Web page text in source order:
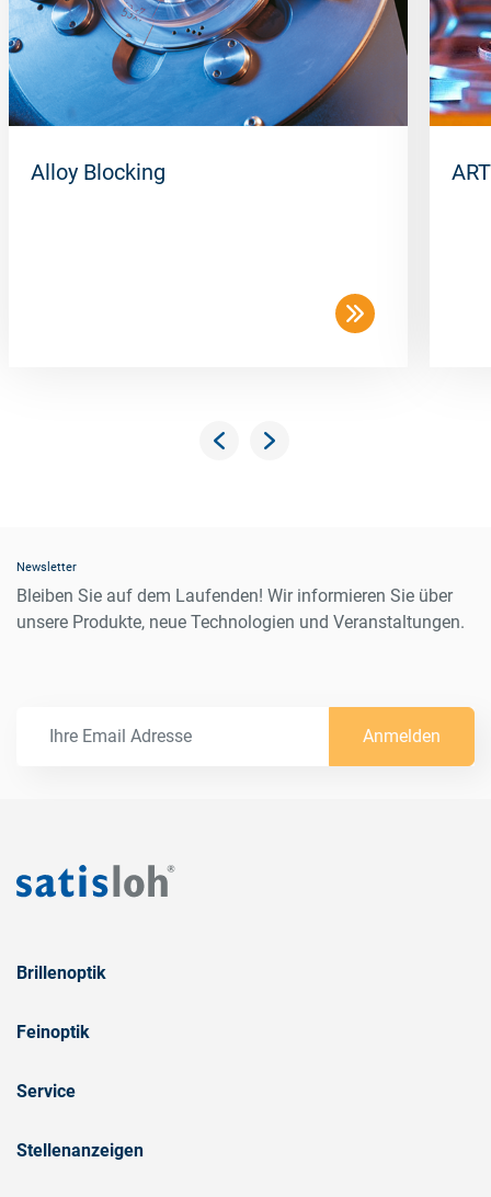
Alloy Blocking
Newsletter
Bleiben Sie auf dem Laufenden! Wir informieren Sie über
unsere Produkte, neue Technologien und Veranstaltungen.
Anmelden
Brillenoptik
Feinoptik
Service
Stellenanzeigen